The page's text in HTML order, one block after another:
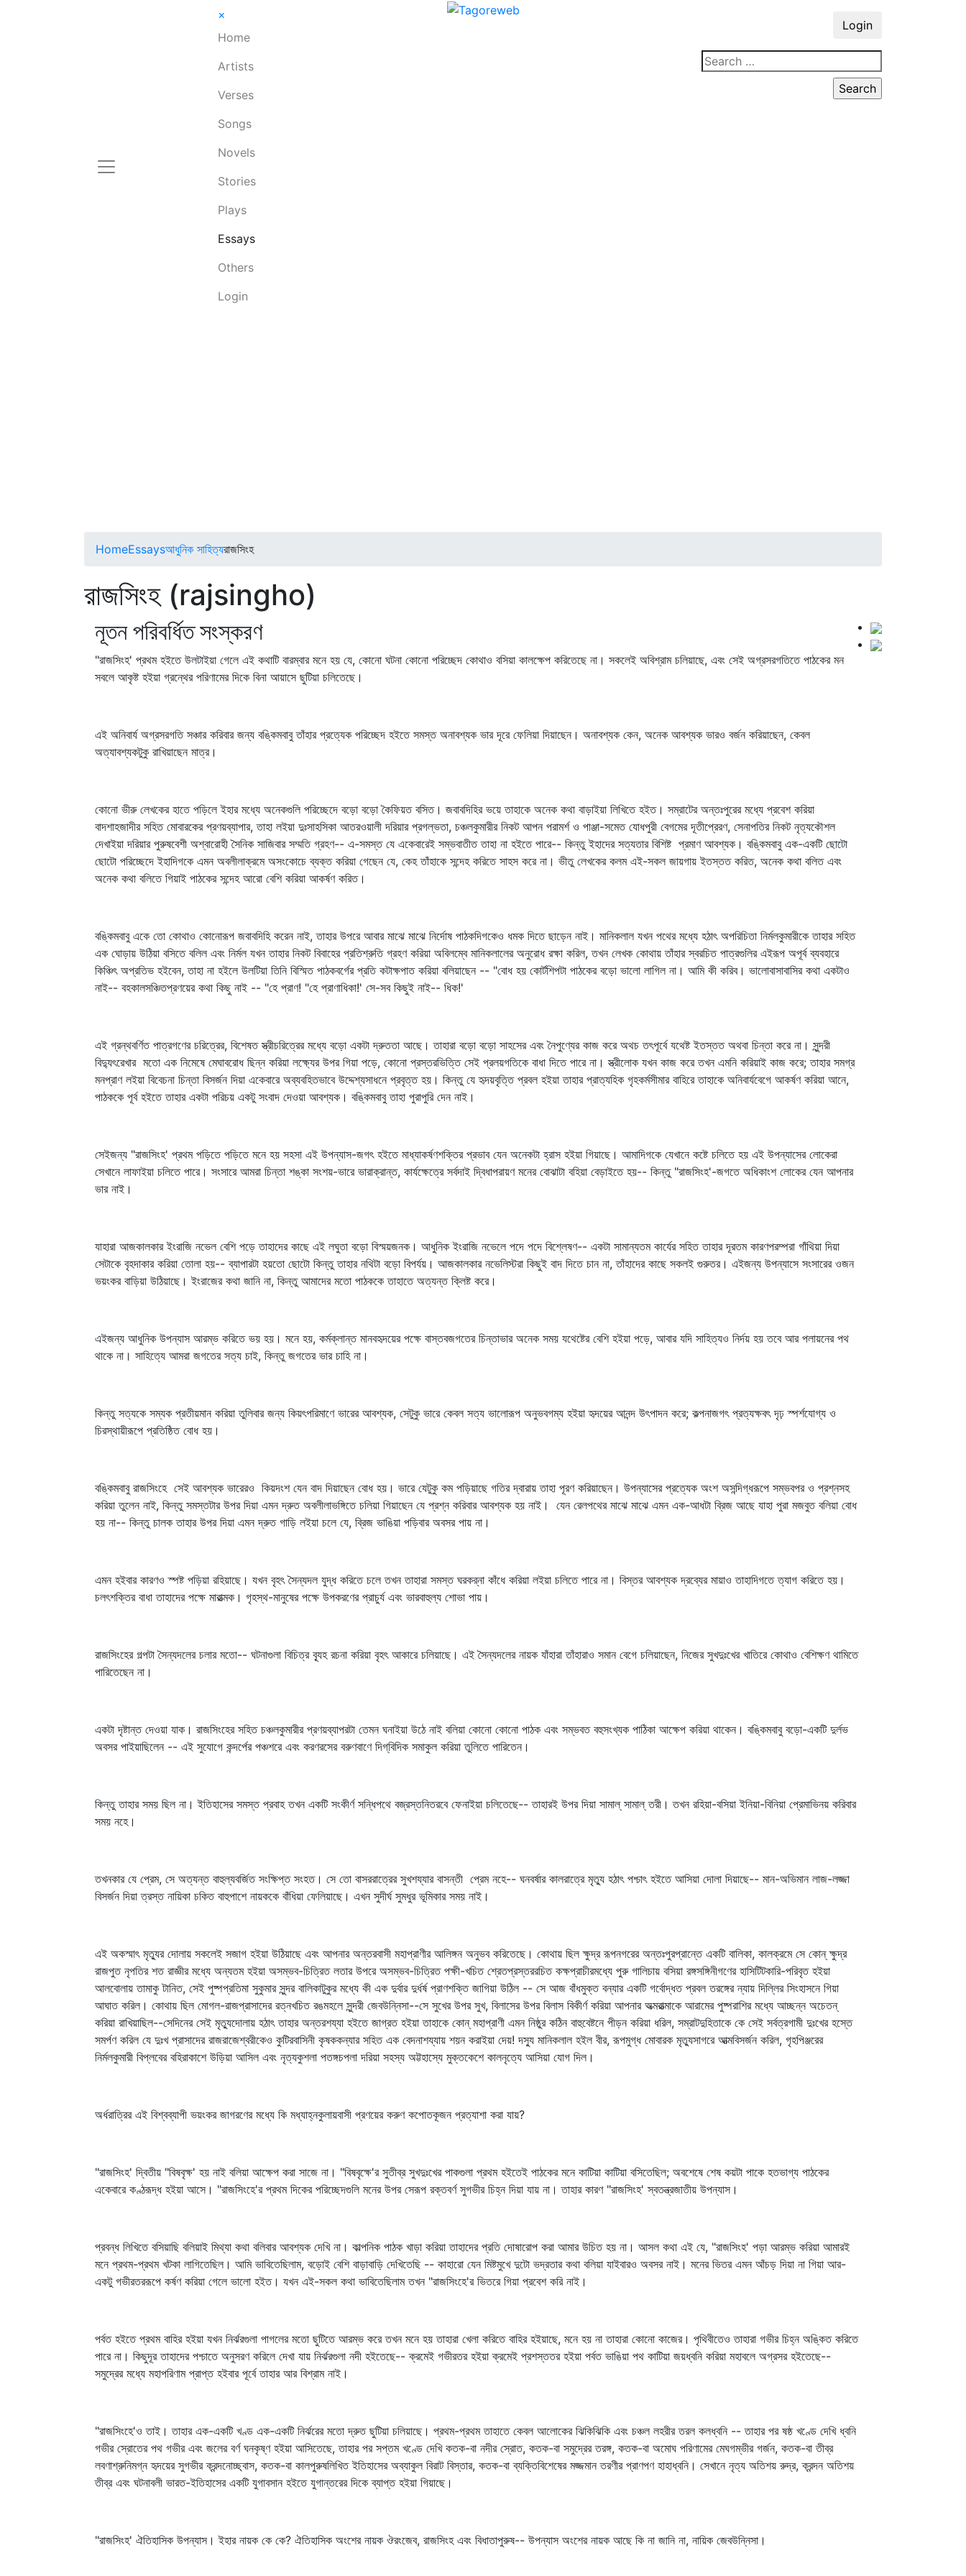
×
Home
Artists
Verses
Songs
Novels
Stories
Plays
Essays
Others
Login
Login
HomeEssaysআধুনিক সাহিত্যরাজসিংহ
রাজসিংহ (rajsingho)
নূতন পরিবর্ধিত সংস্করণ
"রাজসিংহ' প্রথম হইতে উলটাইয়া গেলে এই কথাটি বারম্বার মনে হয় যে, কোনো ঘটনা কোনো পরিচ্ছেদ কোথাও বসিয়া কালক্ষেপ করিতেছে না। সকলেই অবিশ্রাম চলিয়াছে, এবং সেই অগ্রসরগতিতে পাঠকের মন
সবলে আকৃষ্ট হইয়া গ্রন্থের পরিণামের দিকে বিনা আয়াসে ছুটিয়া চলিতেছে।
এই অনিবার্য অগ্রসরগতি সঞ্চার করিবার জন্য বঙ্কিমবাবু তাঁহার প্রত্যেক পরিচ্ছেদ হইতে সমস্ত অনাবশ্যক ভার দূরে ফেলিয়া দিয়াছেন। অনাবশ্যক কেন, অনেক আবশ্যক ভারও বর্জন করিয়াছেন, কেবল
অত্যাবশ্যকটুকু রাখিয়াছেন মাত্র।
কোনো ভীরু লেখকের হাতে পড়িলে ইহার মধ্যে অনেকগুলি পরিচ্ছেদে বড়ো বড়ো কৈফিয়ত বসিত। জবাবদিহির ভয়ে তাহাকে অনেক কথা বাড়াইয়া লিখিতে হইত। সম্রাটের অন্তঃপুরের মধ্যে প্রবেশ করিয়া
বাদশাহজাদীর সহিত মোবারকের প্রণয়ব্যাপার, তাহা লইয়া দুঃসাহসিকা আতরওয়ালী দরিয়ার প্রগল্‌ভতা, চঞ্চলকুমারীর নিকট আপন পরামর্শ ও পাঞ্জা-সমেত যোধপুরী বেগমের দূতীপ্রেরণ, সেনাপতির নিকট নৃত্যকৌশল
দেখাইয়া দরিয়ার পুরুষবেশী অশ্বারোহী সৈনিক সাজিবার সম্মতি গ্রহণ-- এ-সমস্ত যে একেবারেই সম্ভবাতীত তাহা না হইতে পারে-- কিন্তু ইহাদের সত্যতার বিশিষ্ট প্রমাণ আবশ্যক। বঙ্কিমবাবু এক-একটি ছোটো
ছোটো পরিচ্ছেদে ইহাদিগকে এমন অবলীলাক্রমে অসংকোচে ব্যক্ত করিয়া গেছেন যে, কেহ তাঁহাকে সন্দেহ করিতে সাহস করে না। ভীতু লেখকের কলম এই-সকল জায়গায় ইতস্তত করিত, অনেক কথা বলিত এবং
অনেক কথা বলিতে গিয়াই পাঠকের সন্দেহ আরো বেশি করিয়া আকর্ষণ করিত।
বঙ্কিমবাবু একে তো কোথাও কোনোরূপ জবাবদিহি করেন নাই, তাহার উপরে আবার মাঝে মাঝে নির্দোষ পাঠকদিগকেও ধমক দিতে ছাড়েন নাই। মানিকলাল যখন পথের মধ্যে হঠাৎ অপরিচিতা নির্মলকুমারীকে তাহার সহিত
এক ঘোড়ায় উঠিয়া বসিতে বলিল এবং নির্মল যখন তাহার নিকট বিবাহের প্রতিশ্রুতি গ্রহণ করিয়া অবিলম্বে মানিকলালের অনুরোধ রক্ষা করিল, তখন লেখক কোথায় তাঁহার স্বরচিত পাত্রগুলির এইরূপ অপূর্ব ব্যবহারে
কিঞ্চিৎ অপ্রতিভ হইবেন, তাহা না হইলে উলটিয়া তিনি বিস্মিত পাঠকবর্গের প্রতি কটাক্ষপাত করিয়া বলিয়াছেন -- "বোধ হয় কোর্টশিপটা পাঠকের বড়ো ভালো লাগিল না। আমি কী করিব। ভালোবাসাবাসির কথা একটাও
নাই-- বহকালসঞ্চিতপ্রণয়ের কথা কিছু নাই -- "হে প্রাণ! "হে প্রাণাধিকা!' সে-সব কিছুই নাই-- ধিক!'
এই গ্রন্থবর্ণিত পাত্রগণের চরিত্রের, বিশেষত স্ত্রীচরিত্রের মধ্যে বড়ো একটা দ্রুততা আছে। তাহারা বড়ো বড়ো সাহসের এবং নৈপুণ্যের কাজ করে অথচ তৎপূর্বে যথেষ্ট ইতস্তত অথবা চিন্তা করে না। সুন্দরী
বিদ্যুৎরেখার মতো এক নিমেষে মেঘাবরোধ ছিন্ন করিয়া লক্ষ্যের উপর গিয়া পড়ে, কোনো প্রস্তরভিত্তি সেই প্রলয়গতিকে বাধা দিতে পারে না। স্ত্রীলোক যখন কাজ করে তখন এমনি করিয়াই কাজ করে; তাহার সমগ্র
মনপ্রাণ লইয়া বিবেচনা চিন্তা বিসর্জন দিয়া একেবারে অব্যবহিতভাবে উদ্দেশ্যসাধনে প্রবৃত্ত হয়। কিন্তু যে হৃদয়বৃত্তি প্রবল হইয়া তাহার প্রাত্যহিক গৃহকর্মসীমার বাহিরে তাহাকে অনিবার্যবেগে আকর্ষণ করিয়া আনে,
পাঠককে পূর্ব হইতে তাহার একটা পরিচয় একটু সংবাদ দেওয়া আবশ্যক। বঙ্কিমবাবু তাহা পুরাপুরি দেন নাই।
সেইজন্য "রাজসিংহ' প্রথম পড়িতে পড়িতে মনে হয় সহসা এই উপন্যাস-জগৎ হইতে মাধ্যাকর্ষণশক্তির প্রভাব যেন অনেকটা হ্রাস হইয়া গিয়াছে। আমাদিগকে যেখানে কষ্টে চলিতে হয় এই উপন্যাসের লোকেরা
সেখানে লাফাইয়া চলিতে পারে। সংসারে আমরা চিন্তা শঙ্কা সংশয়-ভারে ভারাক্রান্ত, কার্যক্ষেত্রে সর্বদাই দ্বিধাপরায়ণ মনের বোঝাটা বহিয়া বেড়াইতে হয়-- কিন্তু "রাজসিংহ'-জগতে অধিকাংশ লোকের যেন আপনার
ভার নাই।
যাহারা আজকালকার ইংরাজি নভেল বেশি পড়ে তাহাদের কাছে এই লঘুতা বড়ো বিস্ময়জনক। আধুনিক ইংরাজি নভেলে পদে পদে বিশ্লেষণ-- একটা সামান্যতম কার্যের সহিত তাহার দূরতম কারণপরম্পরা গাঁথিয়া দিয়া
সেটাকে বৃহদাকার করিয়া তোলা হয়-- ব্যাপারটা হয়তো ছোটো কিন্তু তাহার নথিটা বড়ো বিপর্যয়। আজকালকার নভেলিস্টরা কিছুই বাদ দিতে চান না, তাঁহাদের কাছে সকলই গুরুতর। এইজন্য উপন্যাসে সংসারের ওজন
ভয়ংকর বাড়িয়া উঠিয়াছে। ইংরাজের কথা জানি না, কিন্তু আমাদের মতো পাঠককে তাহাতে অত্যন্ত ক্লিষ্ট করে।
এইজন্য আধুনিক উপন্যাস আরম্ভ করিতে ভয় হয়। মনে হয়, কর্মক্লান্ত মানবহৃদয়ের পক্ষে বাস্তবজগতের চিন্তাভার অনেক সময় যথেষ্টের বেশি হইয়া পড়ে, আবার যদি সাহিত্যও নির্দয় হয় তবে আর পলায়নের পথ
থাকে না। সাহিত্যে আমরা জগতের সত্য চাই, কিন্তু জগতের ভার চাহি না।
কিন্তু সত্যকে সম্যক প্রতীয়মান করিয়া তুলিবার জন্য কিয়ৎপরিমাণে ভারের আবশ্যক, সেটুকু ভারে কেবল সত্য ভালোরূপ অনুভবগম্য হইয়া হৃদয়ের আনন্দ উৎপাদন করে; কল্পনাজগৎ প্রত্যক্ষবৎ দৃঢ় স্পর্শযোগ্য ও
চিরস্থায়ীরূপে প্রতিষ্ঠিত বোধ হয়।
বঙ্কিমবাবু রাজসিংহে সেই আবশ্যক ভারেরও কিয়দংশ যেন বাদ দিয়াছেন বোধ হয়। ভারে যেটুকু কম পড়িয়াছে গতির দ্বারায় তাহা পূরণ করিয়াছেন। উপন্যাসের প্রত্যেক অংশ অসন্দিগ্ধরূপে সম্ভবপর ও প্রশ্নসহ
করিয়া তুলেন নাই, কিন্তু সমস্তটার উপর দিয়া এমন দ্রুত অবলীলাভঙ্গিতে চলিয়া গিয়াছেন যে প্রশ্ন করিবার আবশ্যক হয় নাই। যেন রেলপথের মাঝে মাঝে এমন এক-আধটা ব্রিজ আছে যাহা পুরা মজবুত বলিয়া বোধ
হয় না-- কিন্তু চালক তাহার উপর দিয়া এমন দ্রুত গাড়ি লইয়া চলে যে, ব্রিজ ভাঙিয়া পড়িবার অবসর পায় না।
এমন হইবার কারণও স্পষ্ট পড়িয়া রহিয়াছে। যখন বৃহৎ সৈন্যদল যুদ্ধ করিতে চলে তখন তাহারা সমস্ত ঘরকর্‌না কাঁধে করিয়া লইয়া চলিতে পারে না। বিস্তর আবশ্যক দ্রব্যের মায়াও তাহাদিগতে ত্যাগ করিতে হয়।
চলৎশক্তির বাধা তাহাদের পক্ষে মারাত্মক। গৃহস্থ-মানুষের পক্ষে উপকরণের প্রাচুর্য এবং ভারবাহুল্য শোভা পায়।
রাজসিংহের গল্পটা সৈন্যদলের চলার মতো-- ঘটনাগুলা বিচিত্র ব্যূহ রচনা করিয়া বৃহৎ আকারে চলিয়াছে। এই সৈন্যদলের নায়ক যাঁহারা তাঁহারাও সমান বেগে চলিয়াছেন, নিজের সুখদুঃখের খাতিরে কোথাও বেশিক্ষণ থামিতে
পারিতেছেন না।
একটা দৃষ্টান্ত দেওয়া যাক। রাজসিংহের সহিত চঞ্চলকুমারীর প্রণয়ব্যাপরটা তেমন ঘনাইয়া উঠে নাই বলিয়া কোনো কোনো পাঠক এবং সম্ভবত বহুসংখ্যক পাঠিকা আক্ষেপ করিয়া থাকেন। বঙ্কিমবাবু বড়ো-একটি দুর্লভ
অবসর পাইয়াছিলেন -- এই সুযোগে কন্দর্পের পঞ্চশরে এবং করণরসের বরুণবাণে দিগ্‌বিদিক সমাকুল করিয়া তুলিতে পারিতেন।
কিন্তু তাহার সময় ছিল না। ইতিহাসের সমস্ত প্রবাহ তখন একটি সংকীর্ণ সন্ধিপথে বজ্রস্তনিতরবে ফেনাইয়া চলিতেছে-- তাহারই উপর দিয়া সামাল্‌ সামাল্‌ তরী। তখন রহিয়া-বসিয়া ইনিয়া-বিনিয়া প্রেমাভিনয় করিবার
সময় নহে।
তখনকার যে প্রেম, সে অত্যন্ত বাহুল্যবর্জিত সংক্ষিপ্ত সংহত। সে তো বাসররাত্রের সুখশয্যার বাসন্তী প্রেম নহে-- ঘনবর্ষার কালরাত্রে মৃত্যু হঠাৎ পশ্চাৎ হইতে আসিয়া দোলা দিয়াছে-- মান-অভিমান লাজ-লজ্জা
বিসর্জন দিয়া ত্রস্ত নায়িকা চকিত বাহুপাশে নায়ককে বাঁধিয়া ফেলিয়াছে। এখন সুদীর্ঘ সুমধুর ভূমিকার সময় নাই।
এই অকস্মাৎ মৃত্যুর দোলায় সকলেই সজাগ হইয়া উঠিয়াছে এবং আপনার অন্তরবাসী মহাপ্রাণীর আলিঙ্গন অনুভব করিতেছে। কোথায় ছিল ক্ষুদ্র রূপনগরের অন্তঃপুরপ্রান্তে একটি বালিকা, কালক্রমে সে কোন্‌ ক্ষুদ্র
রাজপুত নৃপতির শত রাজ্ঞীর মধ্যে অন্যতম হইয়া অসম্ভব-চিত্রিত লতার উপরে অসম্ভব-চিত্রিত পক্ষী-খচিত শ্রেতপ্রস্তররচিত কক্ষপ্রাচীরমধ্যে পুরু গালিচায় বসিয়া রঙ্গসঙ্গিনীগণের হাসিটিটকারি-পরিবৃত হইয়া
আলবোলায় তামাকু টানিত, সেই পুষ্পপ্রতিমা সুকুমার সুন্দর বালিকাটুকুর মধ্যে কী এক দুর্বার দুর্ধর্ষ প্রাণশক্তি জাগিয়া উঠিল -- সে আজ বাঁধমুক্ত বন্যার একটি গর্বোদ্ধত প্রবল তরঙ্গের ন্যায় দিল্লির সিংহাসনে গিয়া
আঘাত করিল। কোথায় ছিল মোগল-রাজপ্রাসাদের রত্নখচিত রঙমহলে সুন্দরী জেবউন্নিসা--সে সুখের উপর সুখ, বিলাসের উপর বিলাস বিকীর্ণ করিয়া আপনার অত্মরাত্মাকে আরামের পুষ্পরাশির মধ্যে আচ্ছন্ন অচেতন্‌
করিয়া রাখিয়াছিল--সেদিনের সেই মৃত্যুদোলায় হঠাৎ তাহার অন্তরশয্যা হইতে জাগ্রত হইয়া তাহাকে কোন্‌ মহাপ্রাণী এমন নিষ্ঠুর কঠিন বাহুবেষ্টনে পীড়ন করিয়া ধরিল, সম্রাটদুহিতাকে কে সেই সর্বত্রগামী দুঃখের হস্তে
সমর্পণ করিল যে দুঃখ প্রাসাদের রাজরাজেশ্বরীকেও কুটিরবাসিনী কৃষককন্যার সহিত এক বেদনাশয্যায় শয়ন করাইয়া দেয়! দস্যু মানিকলাল হইল বীর, রূপমুগ্ধ মোবারক মৃত্যুসাগরে আত্মবিসর্জন করিল, গৃহপিঞ্জরের
নির্মলকুমারী বিপ্লবের বহিরাকাশে উড়িয়া আসিল এবং নৃত্যকুশলা পতঙ্গচপলা দরিয়া সহস্য অট্টহাস্যে মুক্তকেশে কালনৃত্যে আসিয়া যোগ দিল।
অর্ধরাত্রির এই বিশ্বব্যাপী ভয়ংকর জাগরণের মধ্যে কি মধ্যাহ্নকুলায়বাসী প্রণয়ের করুণ কপোতকূজন প্রত্যাশা করা যায়?
"রাজসিংহ' দ্বিতীয় "বিষবৃক্ষ' হয় নাই বলিয়া আক্ষেপ করা সাজে না। "বিষবৃক্ষে'র সুতীব্র সুখদুঃখের পাকগুলা প্রথম হইতেই পাঠকের মনে কাটিয়া কাটিয়া বসিতেছিল; অবশেষে শেষ কয়টা পাকে হতভাগ্য পাঠকের
একেবারে কণ্ঠরূদ্ধ হইয়া আসে। "রাজসিংহে'র প্রথম দিকের পরিচ্ছেদগুলি মনের উপর সেরূপ রক্তবর্ণ সুগভীর চিহ্ন দিয়া যায় না। তাহার কারণ "রাজসিংহ' স্বতন্ত্রজাতীয় উপন্যাস।
প্রবন্ধ লিখিতে বসিয়াছি বলিয়াই মিথ্যা কথা বলিবার আবশ্যক দেখি না। কাল্পনিক পাঠক খাড়া করিয়া তাহাদের প্রতি দোষারোপ করা আমার উচিত হয় না। আসল কথা এই যে, "রাজসিংহ' পড়া আরম্ভ করিয়া আমারই
মনে প্রথম-প্রথম খটকা লাগিতেছিল। আমি ভাবিতেছিলাম, বড়োই বেশি বাড়াবাড়ি দেখিতেছি -- কাহারো যেন মিষ্টমুখে দুটো ভদ্রতার কথা বলিয়া যাইবারও অবসর নাই। মনের ভিতর এমন আঁচড় দিয়া না গিয়া আর-
একটু গভীরতররূপে কর্ষণ করিয়া গেলে ভালো হইত। যখন এই-সকল কথা ভাবিতেছিলাম তখন "রাজসিংহে'র ভিতরে গিয়া প্রবেশ করি নাই।
পর্বত হইতে প্রথম বাহির হইয়া যখন নির্ঝরগুলা পাগলের মতো ছুটিতে আরম্ভ করে তখন মনে হয় তাহারা খেলা করিতে বাহির হইয়াছে, মনে হয় না তাহারা কোনো কাজের। পৃথিবীতেও তাহারা গভীর চিহ্ন অঙ্কিত করিতে
পারে না। কিছুদূর তাহাদের পশ্চাতে অনুসরণ করিলে দেখা যায় নির্ঝরগুলা নদী হইতেছে-- ক্রমেই গভীরতর হইয়া ক্রমেই প্রশস্ততর হইয়া পর্বত ভাঙিয়া পথ কাটিয়া জয়ধ্বনি করিয়া মহাবলে অগ্রসর হইতেছে--
সমুদ্রের মধ্যে মহাপরিণাম প্রাপ্ত হইবার পূর্বে তাহার আর বিশ্রাম নাই।
"রাজসিংহে'ও তাই। তাহার এক-একটি খণ্ড এক-একটি নির্ঝরের মতো দ্রুত ছুটিয়া চলিয়াছে। প্রথম-প্রথম তাহাতে কেবল আলোকের ঝিকিঝিকি এবং চঞ্চল লহরীর তরল কলধ্বনি -- তাহার পর ষষ্ঠ খণ্ডে দেখি ধ্বনি
গভীর স্রোতের পথ গভীর এবং জলের বর্ণ ঘনকৃষ্ণ হইয়া আসিতেছে, তাহার পর সপ্তম খণ্ডে দেখি কতক-বা নদীর স্রোত, কতক-বা সমুদ্রের তরঙ্গ, কতক-বা অমোঘ পরিণামের মেঘগম্ভীর গর্জন, কতক-বা তীব্র
লবণাশ্রুনিমগ্ন হৃদয়ের সুগভীর ক্রন্দনোচ্ছ্বাস, কতক-বা কালপুরুষলিখিত ইতিহাসের অব্যাকুল বিরাট বিস্তার, কতক-বা ব্যক্তিবিশেষের মজ্জমান তরণীর প্রাণপণ হাহাধ্বনি। সেখানে নৃত্য অতিশয় রুদ্র, ক্রন্দন অতিশয়
তীব্র এবং ঘটনাবলী ভারত-ইতিহাসের একটি যুগাবসান হইতে যুগান্তরের দিকে ব্যাপ্ত হইয়া গিয়াছে।
"রাজসিংহ' ঐতিহাসিক উপন্যাস। ইহার নায়ক কে কে? ঐতিহাসিক অংশের নায়ক ঔরংজেব, রাজসিংহ এবং বিধাতাপুরুষ-- উপন্যাস অংশের নায়ক আছে কি না জানি না, নায়িক জেবউন্নিসা।